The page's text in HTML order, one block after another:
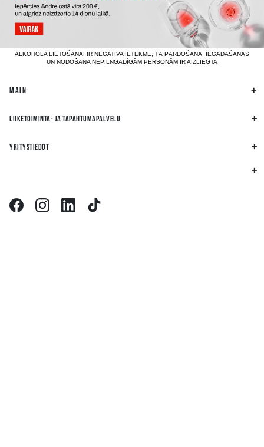
ALKOHOLA LIETOŠANAI IR NEGATĪVA IETEKME, TĀ PĀRDOŠANA, IEGĀDĀŠANĀS
UN NODOŠANA NEPILNGADĪGĀM PERSONĀM IR AIZLIEGTA
MAIN
LIIKETOIMINTA- JA TAPAHTUMAPALVELU
YRITYSTIEDOT